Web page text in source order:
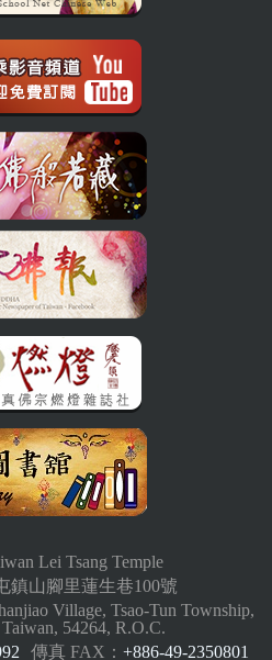
Lei Tsang Temple
鎮山腳里蓮生巷100號
Village, Tsao-Tun Township,
54264, R.O.C.
傳真 FAX： +886-49-2350801